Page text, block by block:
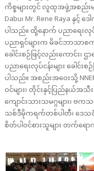
ကိစ္စများတွင် လူထုအဖွဲ့အစည်းမျ
Dabu၊ Mr. Rene Raya နှ
ပါသည်။ ထို့နောက် ပညာရေ
ပညာရှင်များက မိခင်ဘာသာစ
ခေါင်းစဉ်ဖြင့်လည်းကောင်း၊
ပညာရေးလုပ်ငန်းများ ခေါင်း
ပါသည်။ အစည်းအဝေးသို့
ဝင်များ၊ တိုင်းနှင့်ပြည်နယ်အ
ကျောင်းသားသမဂ္ဂများ၊
သစ်ဒီမိုကရက်တစ်ပါတီ၊ ဒေသခံမျ
စိတ်ပါဝင်စားသူများ တက်ရေ